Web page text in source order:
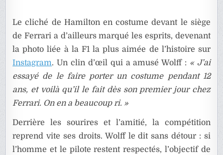
Le cliché de Hamilton en costume devant le siège
de Ferrari a d’ailleurs marqué les esprits, devenant
la photo liée à la F1 la plus aimée de l’histoire sur
Instagram. Un clin d’œil qui a amusé Wolff : « J’ai
essayé de le faire porter un costume pendant 12
ans, et voilà qu’il le fait dès son premier jour chez
Ferrari. On en a beaucoup ri. »
Derrière les sourires et l’amitié, la compétition
reprend vite ses droits. Wolff le dit sans détour : si
l’homme et le pilote restent respectés, l’objectif de